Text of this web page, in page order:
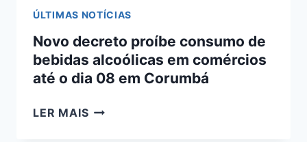
ÚLTIMAS NOTÍCIAS
Novo decreto proíbe consumo de
bebidas alcoólicas em comércios
até o dia 08 em Corumbá
LER MAISNOVO